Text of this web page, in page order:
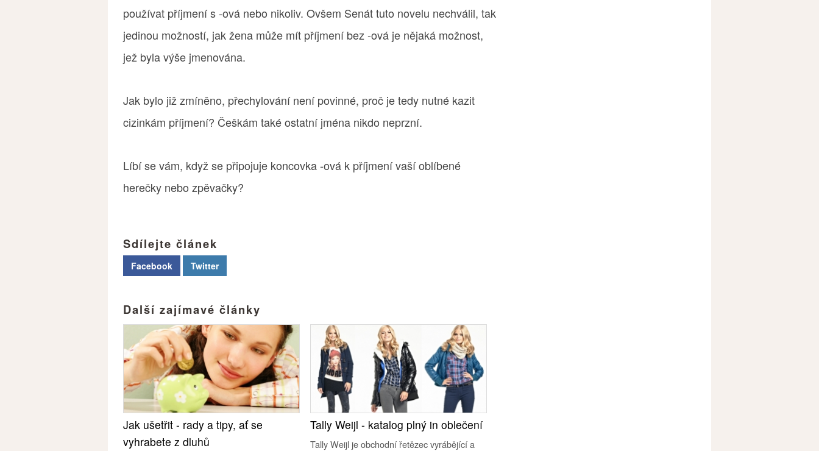
používat příjmení s -ová nebo nikoliv. Ovšem Senát tuto novelu nechválil, tak
jedinou možností, jak žena může mít příjmení bez -ová je nějaká možnost,
jež byla výše jmenována.
Jak bylo již zmíněno, přechylování není povinné, proč je tedy nutné kazit
cizinkám příjmení? Češkám také ostatní jména nikdo neprzní.
Líbí se vám, když se připojuje koncovka -ová k příjmení vaší oblíbené
herečky nebo zpěvačky?
Sdílejte článek
Facebook Twitter
Další zajímavé články
Jak ušetřit - rady a tipy, ať se
vyhrabete z dluhů
Tally Weijl - katalog plný in oblečení
Tally Weijl je obchodní řetězec vyrábějící a